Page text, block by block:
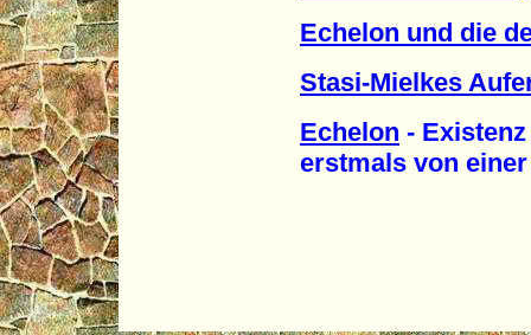
Echelon und die
Stasi-Mielkes
Echelon -
erstmals von einer